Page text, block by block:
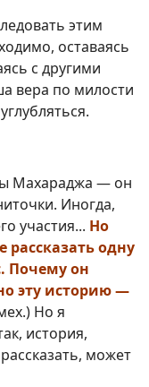
этим
оставаясь
с другими
вера по милости
Махараджа — он
Иногда,
участия... Но
одну
Почему он
эту историю —
Но я
история,
может